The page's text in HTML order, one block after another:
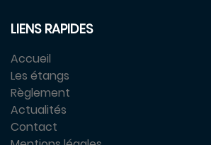
LIENS RAPIDES
Accueil
Les étangs
Règlement
Actualités
Contact